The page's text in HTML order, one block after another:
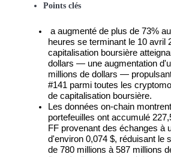
Devenez un trader de copie
Profitez du partage des bénéfices et
trading
Points clés
heures se terminant le 10 avril
capitalisation boursière
dollars — une augmentation
millions de dollars —
#141 parmi toutes les
de capitalisation boursière.
Les données on-chain
portefeuilles ont accumulé
FF provenant des échanges à
d'environ 0,074 $, réduisant le
de 780 millions à 587 millions